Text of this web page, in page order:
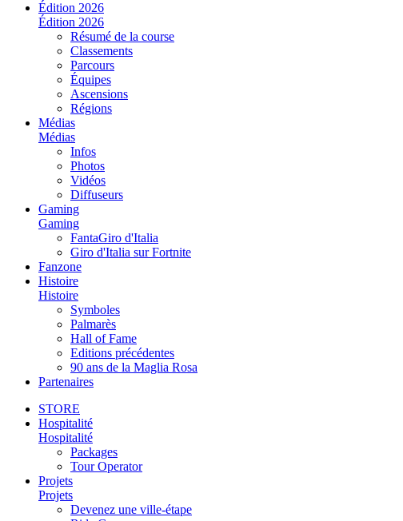
Édition 2026
Édition 2026
Résumé de la course
Classements
Parcours
Équipes
Ascensions
Régions
Médias
Médias
Infos
Photos
Vidéos
Diffuseurs
Gaming
Gaming
FantaGiro d'Italia
Giro d'Italia sur Fortnite
Fanzone
Histoire
Histoire
Symboles
Palmarès
Hall of Fame
Editions précédentes
90 ans de la Maglia Rosa
Partenaires
STORE
Hospitalité
Hospitalité
Packages
Tour Operator
Projets
Projets
Devenez une ville-étape